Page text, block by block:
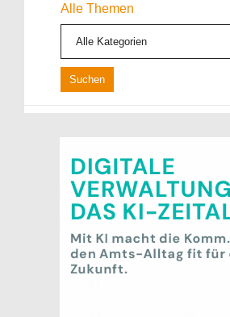
Alle Themen